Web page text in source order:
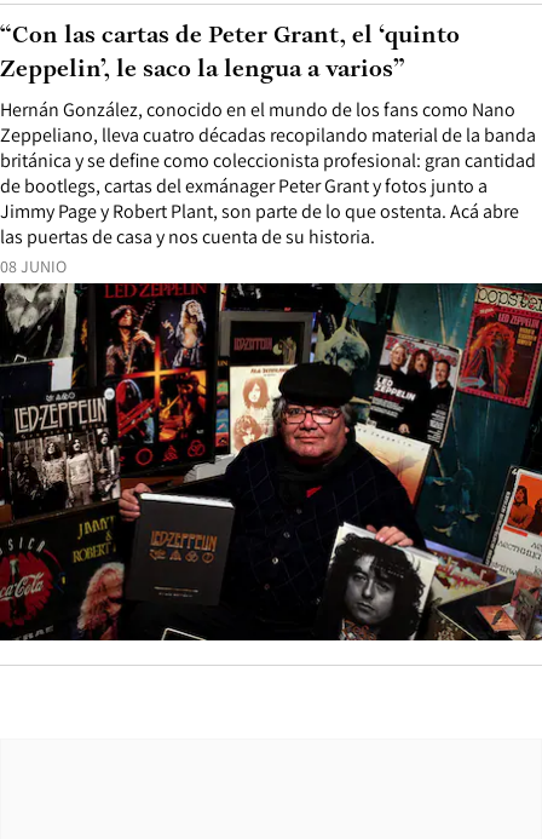
08 JUNIO
Hernán González, conocido en el mundo de los fans como Nano
Zeppeliano, lleva cuatro décadas recopilando material de la banda
británica y se define como coleccionista profesional: gran cantidad
de bootlegs, cartas del exmánager Peter Grant y fotos junto a
Jimmy Page y Robert Plant, son parte de lo que ostenta. Acá abre
las puertas de casa y nos cuenta de su historia.
“Con las cartas de Peter Grant, el ‘quinto
Zeppelin’, le saco la lengua a varios”